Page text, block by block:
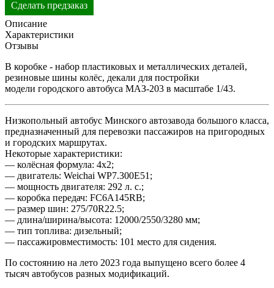
Сделать предзаказ
Описание
Характеристики
Отзывы
В коробке - набор пластиковых и металлических деталей,
резиновые шины колёс, декали для постройки
модели городского автобуса МАЗ-203 в масштабе 1/43.
Низкопольный автобус Минского автозавода большого класса,
предназначенный для перевозки пассажиров на пригородных
и городских маршрутах.
Некоторые характеристики:
— колёсная формула: 4х2;
— двигатель: Weichai WP7.300E51;
— мощность двигателя: 292 л. с.;
— коробка передач: FC6A145RB;
— размер шин: 275/70R22.5;
— длина/ширина/высота: 12000/2550/3280 мм;
— тип топлива: дизельный;
— пассажировместимость: 101 место для сидения.
По состоянию на лето 2023 года выпущено всего более 4
тысяч автобусов разных модификаций.